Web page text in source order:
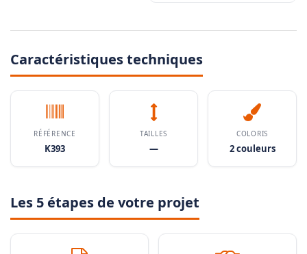
Caractéristiques techniques
RÉFÉRENCE
K393
TAILLES
—
COLORIS
2 couleurs
Les 5 étapes de votre projet